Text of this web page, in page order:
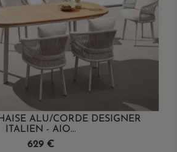
ALU/CORDE DESIGNER
ITALIEN - AIO...
Prix
629 €